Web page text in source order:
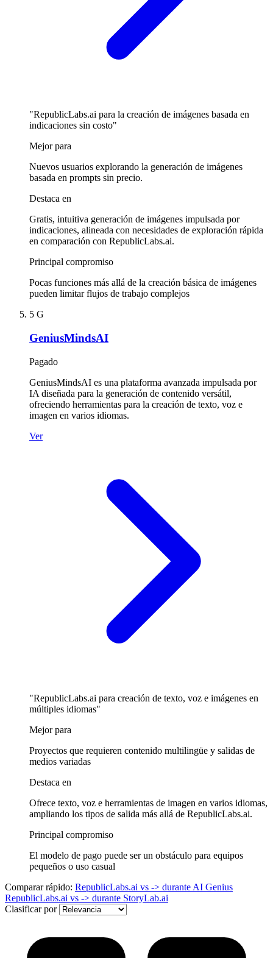
"RepublicLabs.ai para la creación de imágenes basada en
indicaciones sin costo"
Mejor para
Nuevos usuarios explorando la generación de imágenes
basada en prompts sin precio.
Destaca en
Gratis, intuitiva generación de imágenes impulsada por
indicaciones, alineada con necesidades de exploración rápida
en comparación con RepublicLabs.ai.
Principal compromiso
Pocas funciones más allá de la creación básica de imágenes
pueden limitar flujos de trabajo complejos
5 G
GeniusMindsAI
Pagado
GeniusMindsAI es una plataforma avanzada impulsada por
IA diseñada para la generación de contenido versátil,
ofreciendo herramientas para la creación de texto, voz e
imagen en varios idiomas.
Ver
"RepublicLabs.ai para creación de texto, voz e imágenes en
múltiples idiomas"
Mejor para
Proyectos que requieren contenido multilingüe y salidas de
medios variadas
Destaca en
Ofrece texto, voz e herramientas de imagen en varios idiomas,
ampliando los tipos de salida más allá de RepublicLabs.ai.
Principal compromiso
El modelo de pago puede ser un obstáculo para equipos
pequeños o uso casual
Comparar rápido: RepublicLabs.ai vs -> durante AI Genius
RepublicLabs.ai vs -> durante StoryLab.ai
Clasificar por